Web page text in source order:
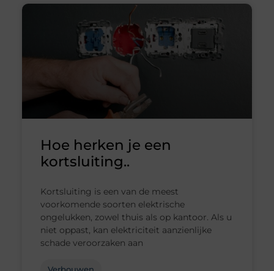
Hoe herken je een
kortsluiting..
Kortsluiting is een van de meest
voorkomende soorten elektrische
ongelukken, zowel thuis als op kantoor. Als u
niet oppast, kan elektriciteit aanzienlijke
schade veroorzaken aan